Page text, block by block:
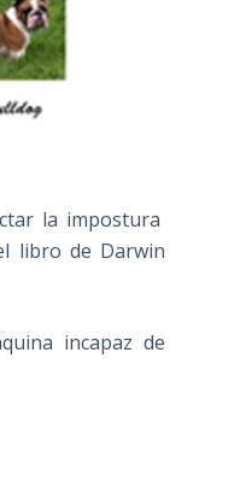
la impostura
libro de Darwin
incapaz de